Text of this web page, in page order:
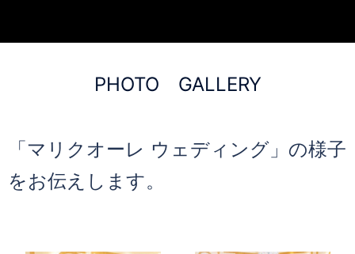
PHOTO GALLERY
「マリクオーレ ウェディング」の様子
をお伝えします。